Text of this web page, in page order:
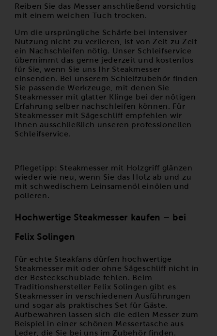
Reiben Sie das Messer anschließend vorsichtig
mit einem weichen Tuch trocken.
Um die ursprüngliche Schärfe bei intensiver
Nutzung nicht zu verlieren, ist von Zeit zu Zeit
ein Nachschleifen nötig. Unser Schleifservice
übernimmt das gerne jederzeit und kostenlos
für Sie, wenn Sie uns Ihr Steakmesser
einsenden. Bei unserem Schleifzubehör finden
Sie passende Werkzeuge, mit denen Sie
Steakmesser mit glatter Klinge bei der nötigen
Erfahrung selber nachschleifen können. Für
Steakmesser mit Sägeschliff empfehlen wir
Ihnen ausschließlich unseren professionellen
Schleifservice.
Pflegetipp: Steakmesser mit Holzgriff glänzen
wieder wie neu, wenn Sie das Holz ab und zu
mit schwedischem Leinsamenöl einölen und
polieren.
Hochwertige Steakmesser kaufen – bei
Felix Solingen
Für echte Steakfans dürfen hochwertige
Steakmesser mit oder ohne Sägeschliff nicht in
der Besteckschublade fehlen. Beim
Traditionshersteller Felix Solingen gibt es
Steakmesser in verschiedenen Ausführungen
und sogar als praktisches Set für Gäste.
Aufbewahren lassen sich die edlen Messer zum
Beispiel in einer schönen Messertasche aus
Leder , die Sie bei uns im Zubehör finden.